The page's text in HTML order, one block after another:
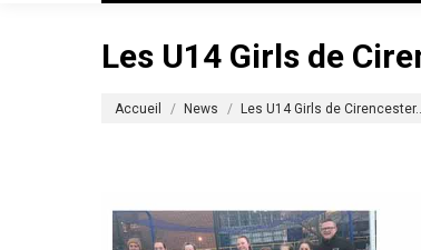
Les U14 Girls de
Accueil News Les U14 Girls de